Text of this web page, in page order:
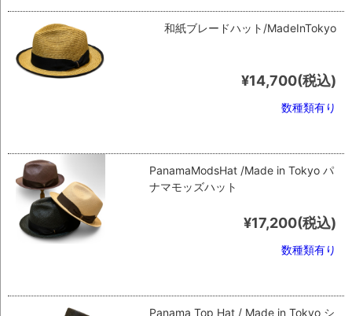
和紙ブレードハット/MadeInTokyo
¥14,700(税込)
数種類有り
PanamaModsHat /Made in Tokyo パ
ナマモッズハット
¥17,200(税込)
数種類有り
Panama Top Hat / Made in Tokyo シ